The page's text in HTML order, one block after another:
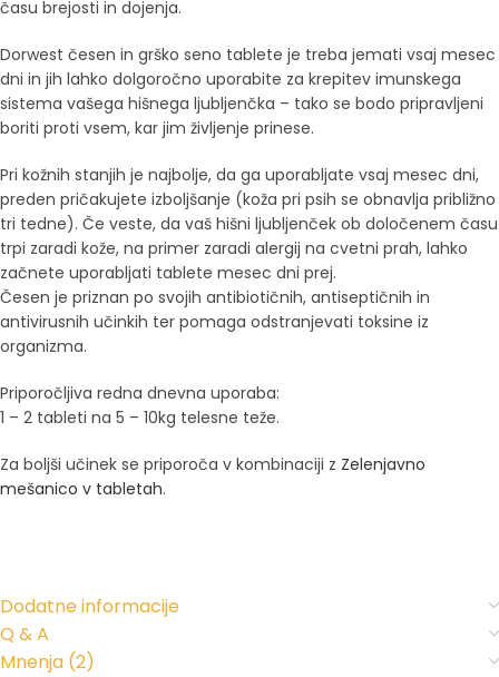
času brejosti in dojenja.
Dorwest česen in grško seno tablete je treba jemati vsaj mesec
dni in jih lahko dolgoročno uporabite za krepitev imunskega
sistema vašega hišnega ljubljenčka – tako se bodo pripravljeni
boriti proti vsem, kar jim življenje prinese.
Pri kožnih stanjih je najbolje, da ga uporabljate vsaj mesec dni,
preden pričakujete izboljšanje (koža pri psih se obnavlja približno
tri tedne). Če veste, da vaš hišni ljubljenček ob določenem času
trpi zaradi kože, na primer zaradi alergij na cvetni prah, lahko
začnete uporabljati tablete mesec dni prej.
Česen je priznan po svojih antibiotičnih, antiseptičnih in
antivirusnih učinkih ter pomaga odstranjevati toksine iz
organizma.
Priporočljiva redna dnevna uporaba:
1 – 2 tableti na 5 – 10kg telesne teže.
Za boljši učinek se priporoča v kombinaciji z Zelenjavno
mešanico v tabletah.
Dodatne informacije
Q & A
Mnenja (2)